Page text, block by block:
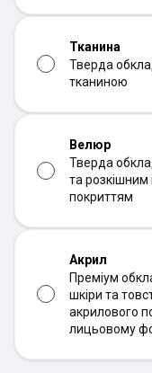
Тканина
Тверда
тканиною
Велюр
Тверда
та
покриттям
Акрил
Преміум
шкіри та
акрилового
лицьовому